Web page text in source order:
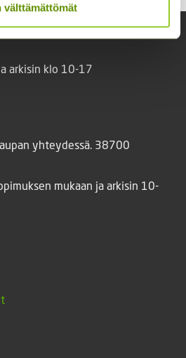
välttämättömät
arkisin klo 10-17
yhteydessä. 38700
mukaan ja arkisin 10-